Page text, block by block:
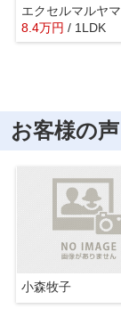
エクセルマルヤマ
8.4万円 / 1LDK
お客様の声
小森牧子